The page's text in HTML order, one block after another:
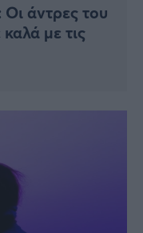
άντρες του
με τις